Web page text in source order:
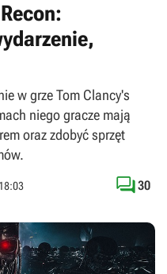
w grze Tom Clancy's
niego gracze mają
oraz zdobyć sprzęt
30